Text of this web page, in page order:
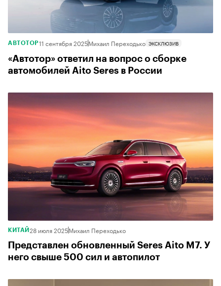
АВТОТОР11 сентября 2025Михаил Переходько ЭКСКЛЮЗИВ
«Автотор» ответил на вопрос о сборке
автомобилей Aito Seres в России
КИТАЙ 28 июля 2025Михаил Переходько
Представлен обновленный Seres Aito M7. У
него свыше 500 сил и автопилот